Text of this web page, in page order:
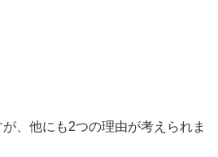
、他にも2つの理由が考えられま